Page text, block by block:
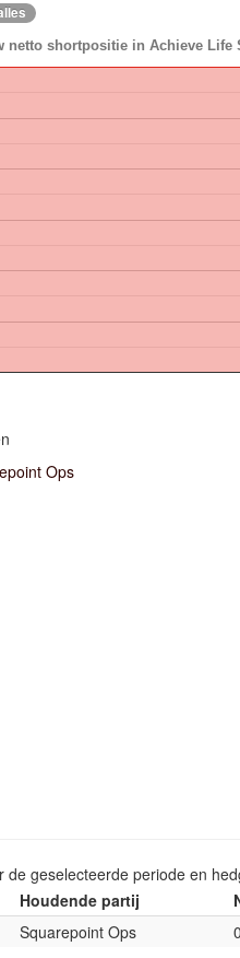
netto shortpositie in Achieve Life
Ops
de geselecteerde periode en
Houdende partij
Squarepoint Ops